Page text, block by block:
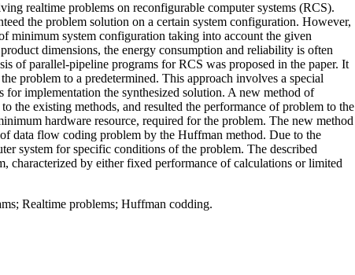
realtime problems on reconfigurable computer systems (RCS).
the problem solution on a certain system configuration. However,
minimum system configuration taking into account the given
dimensions, the energy consumption and reliability is often
of parallel-pipeline programs for RCS was proposed in the paper. It
problem to a predetermined. This approach involves a special
for implementation the synthesized solution. A new method of
the existing methods, and resulted the performance of problem to the
hardware resource, required for the problem. The new method
data flow coding problem by the Huffman method. Due to the
system for specific conditions of the problem. The described
characterized by either fixed performance of calculations or limited
Realtime problems; Huffman codding.